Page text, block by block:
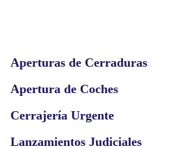
Aperturas de Cerraduras
Apertura de Coches
Cerrajería Urgente
Lanzamientos Judiciales